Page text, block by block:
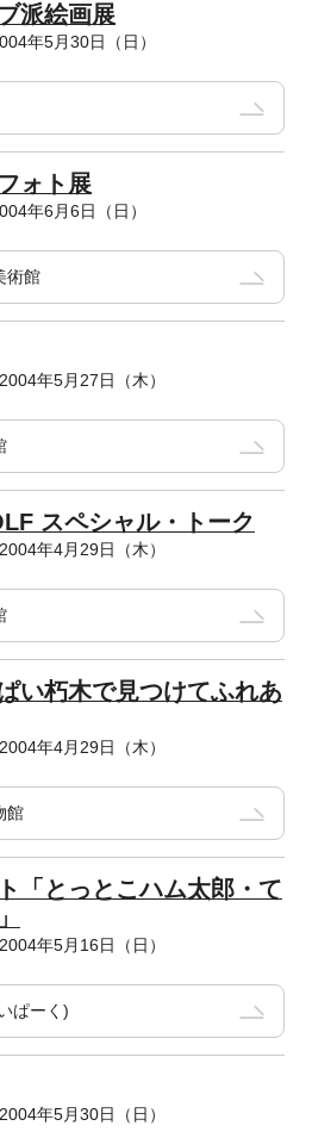
派絵画展
年5月30日（日）
ォト展
年6月6日（日）
術館
年5月27日（木）
スペシャル・トーク
年4月29日（木）
い朽木で見つけてふれあ
年4月29日（木）
館
「とっとこハム太郎・て
年5月16日（日）
ぱーく)
年5月30日（日）